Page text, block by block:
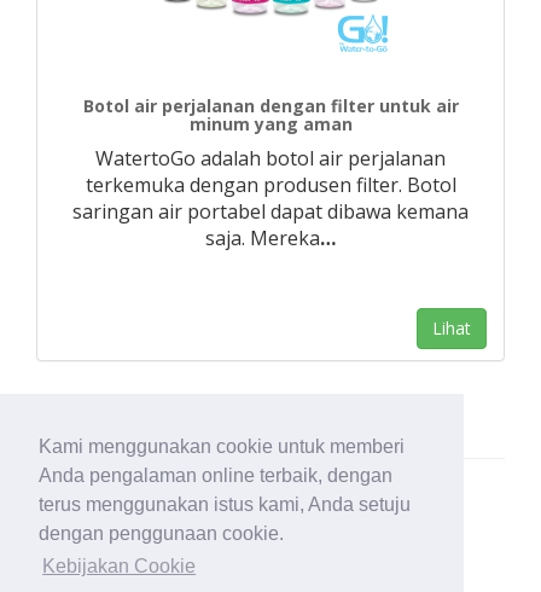
Kami menggunakan cookie untuk memberi
Anda pengalaman online terbaik, dengan
terus menggunakan istus kami, Anda setuju
dengan penggunaan cookie.
Kebijakan Cookie
Botol air perjalanan dengan filter untuk air
minum yang aman
WatertoGo adalah botol air perjalanan
terkemuka dengan produsen filter. Botol
saringan air portabel dapat dibawa kemana
saja. Mereka…
Lihat